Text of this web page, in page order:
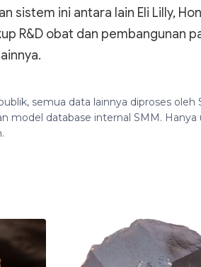
sistem ini antara lain Eli Lilly,
R&D obat dan pembangunan
semua data lainnya diproses oleh
model database internal SMM.